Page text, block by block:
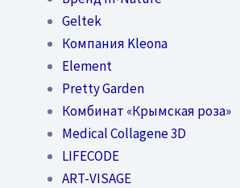
Geltek
Компания Kleona
Element
Pretty Garden
Комбинат «Крымская роза»
Medical Collagene 3D
LIFECODE
ART-VISAGE